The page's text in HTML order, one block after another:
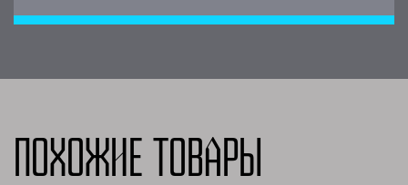
Похожие товары